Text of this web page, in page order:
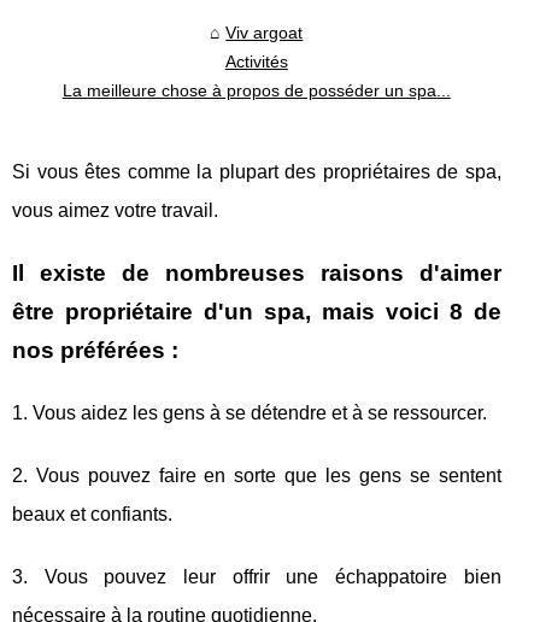
Viv argoat
Activités
La meilleure chose à propos de posséder un spa...
Si vous êtes comme la plupart des propriétaires de spa,
vous aimez votre travail.
Il existe de nombreuses raisons d'aimer
être propriétaire d'un spa, mais voici 8 de
nos préférées :
1. Vous aidez les gens à se détendre et à se ressourcer.
2. Vous pouvez faire en sorte que les gens se sentent
beaux et confiants.
3. Vous pouvez leur offrir une échappatoire bien
nécessaire à la routine quotidienne.